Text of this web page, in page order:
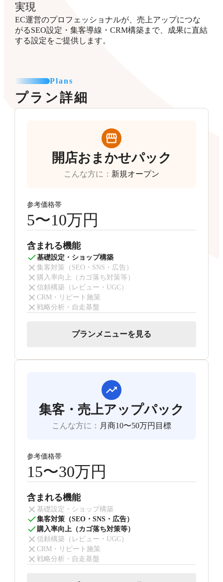
実現
EC運営のプロフェッショナルが、売上アップにつな
がるSEO設定・集客導線・CRM構築まで、成果に直結
する設定をご提供します。
Plans
プラン詳細
開店おまかせパック
こんな方に ： 新規オープン
参考価格帯
5〜10万円
含まれる機能
基礎設定・ショップ構築
集客対策（SEO・SNS・広告）
購入率向上（カゴ落ち対策等）
信頼構築（レビュー・UGC）
CRM・リピート施策
戦略分析・自走基盤
プランメニューを見る
集客・売上アップパック
こんな方に ： 月商10〜50万円目標
参考価格帯
15〜30万円
含まれる機能
基礎設定・ショップ構築
集客対策（SEO・SNS・広告）
購入率向上（カゴ落ち対策等）
信頼構築（レビュー・UGC）
CRM・リピート施策
戦略分析・自走基盤